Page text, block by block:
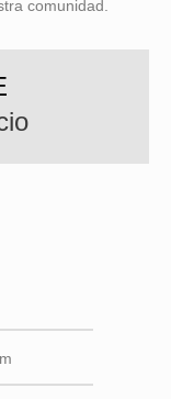
comunidad.